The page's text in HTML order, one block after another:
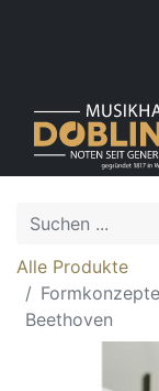
Alle Produkte
Beethoven